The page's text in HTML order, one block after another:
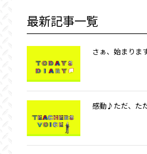
最新記事一覧
さぁ、始まりま
感動♪ただ、た